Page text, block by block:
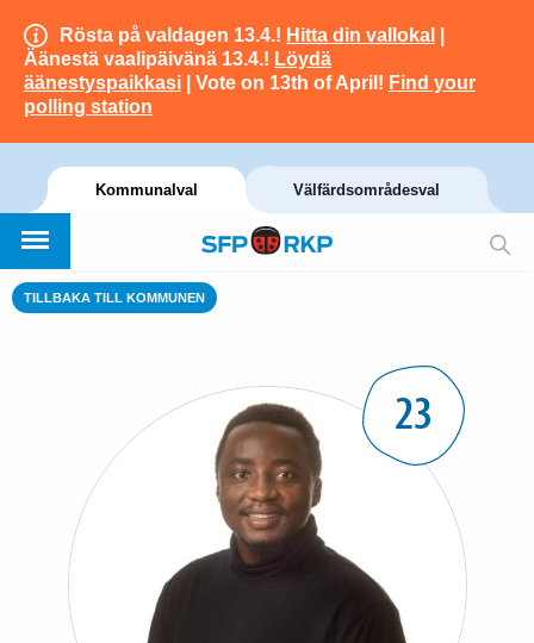
Rösta på valdagen 13.4.! Hitta din vallokal
Äänestä vaalipäivänä 13.4.! Löydä
äänestyspaikkasi | Vote on 13th of April! Find your
polling station
Kommunalval Välfärdsområdesval
TILLBAKA TILL KOMMUNEN
23